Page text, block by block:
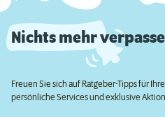
Nichts mehr
Freuen Sie sich auf Ratgeber-Tipps für
persönliche Services und exklusive